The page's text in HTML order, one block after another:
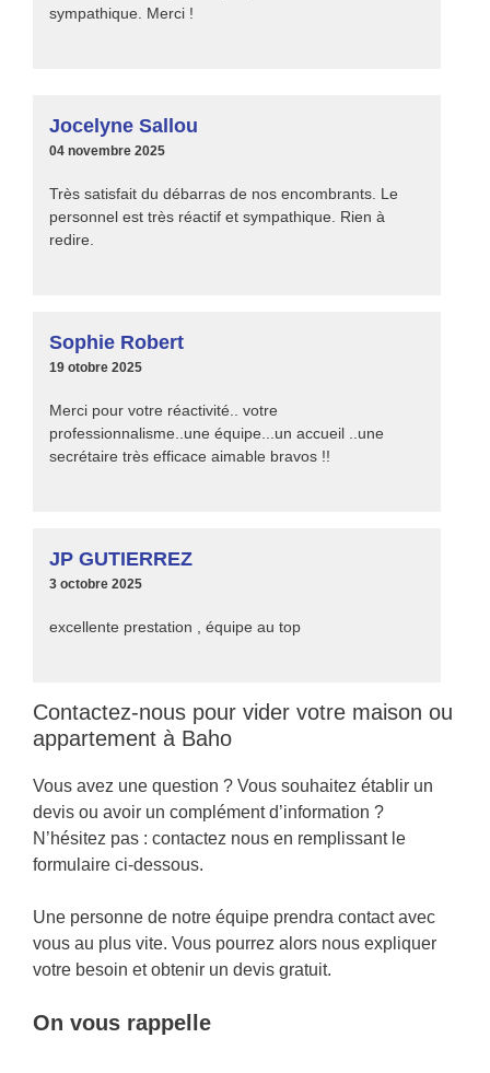
sympathique. Merci !
Jocelyne Sallou
04 novembre 2025
Très satisfait du débarras de nos encombrants. Le
personnel est très réactif et sympathique. Rien à
redire.
Sophie Robert
19 otobre 2025
Merci pour votre réactivité.. votre
professionnalisme..une équipe...un accueil ..une
secrétaire très efficace aimable bravos !!
JP GUTIERREZ
3 octobre 2025
excellente prestation , équipe au top
Contactez-nous pour vider votre maison ou
appartement à Baho
Vous avez une question ? Vous souhaitez établir un
devis ou avoir un complément d’information ?
N’hésitez pas : contactez nous en remplissant le
formulaire ci-dessous.
Une personne de notre équipe prendra contact avec
vous au plus vite. Vous pourrez alors nous expliquer
votre besoin et obtenir un devis gratuit.
On vous rappelle